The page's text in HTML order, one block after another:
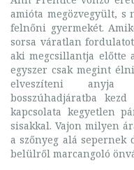
amióta megözvegyült, s
felnőni gyermekét.
sorsa váratlan
aki megcsillantja előtte
egyszer csak megint
elveszíteni anyja
bosszúhadjáratba
kapcsolata kegyetlen
sisakkal. Vajon milyen
a szőnyeg alá sepernek
belülről marcangoló